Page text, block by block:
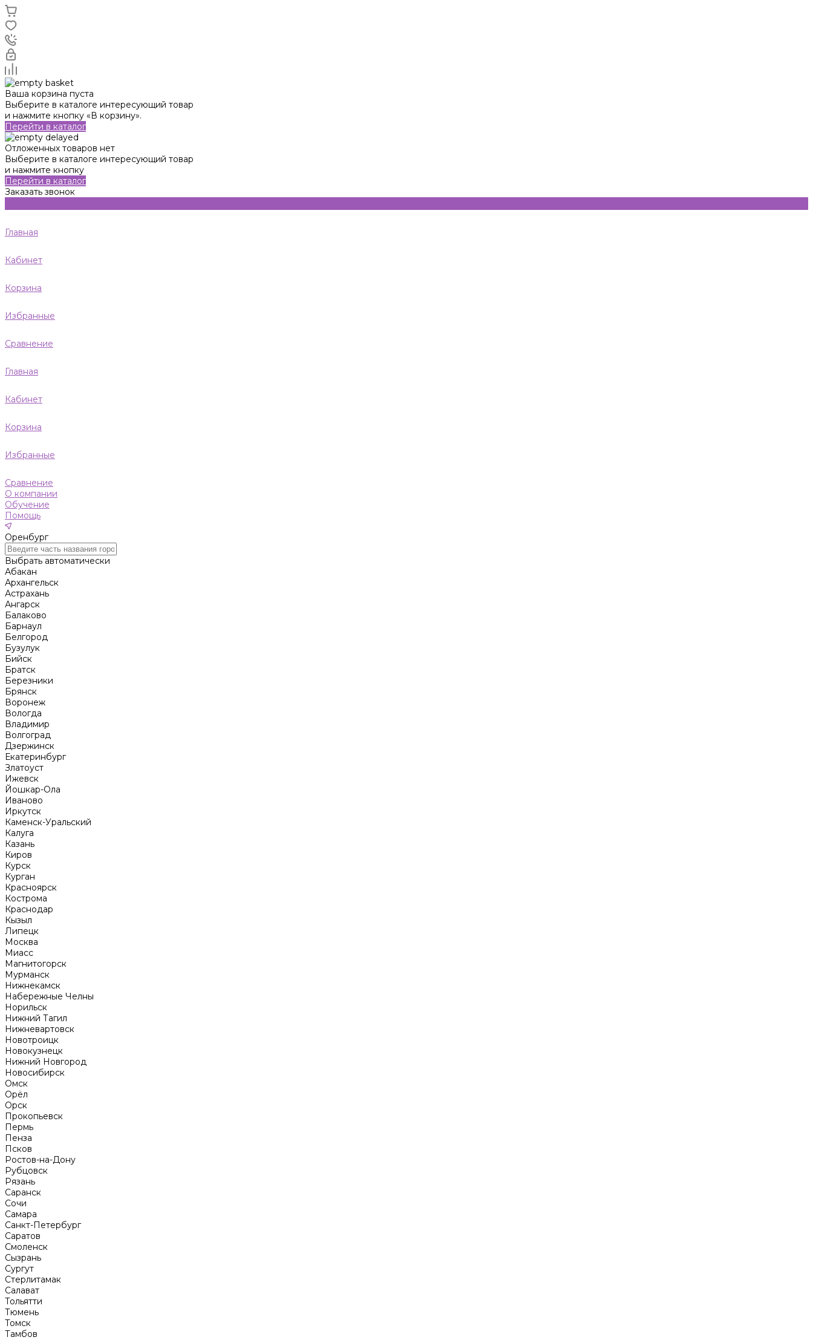
Ваша корзина пуста
Выберите в каталоге интересующий товар
и нажмите кнопку «В корзину».
Перейти в каталог
Отложенных товаров нет
Выберите в каталоге интересующий товар
и нажмите кнопку
Перейти в каталог
Заказать звонок
Главная
Кабинет
Корзина
Избранные
Сравнение
Главная
Кабинет
Корзина
Избранные
Сравнение
О компании
Обучение
Помощь
Оренбург
Выбрать автоматически
Абакан
Архангельск
Астрахань
Ангарск
Балаково
Барнаул
Белгород
Бузулук
Бийск
Братск
Березники
Брянск
Воронеж
Вологда
Владимир
Волгоград
Дзержинск
Екатеринбург
Златоуст
Ижевск
Йошкар-Ола
Иваново
Иркутск
Каменск-Уральский
Калуга
Казань
Киров
Курск
Курган
Красноярск
Кострома
Краснодар
Кызыл
Липецк
Москва
Миасс
Магнитогорск
Мурманск
Нижнекамск
Набережные Челны
Норильск
Нижний Тагил
Нижневартовск
Новотроицк
Новокузнецк
Нижний Новгород
Новосибирск
Омск
Орёл
Орск
Прокопьевск
Пермь
Пенза
Псков
Ростов-на-Дону
Рубцовск
Рязань
Саранск
Сочи
Самара
Санкт-Петербург
Саратов
Смоленск
Сызрань
Сургут
Стерлитамак
Салават
Тольятти
Тюмень
Томск
Тамбов